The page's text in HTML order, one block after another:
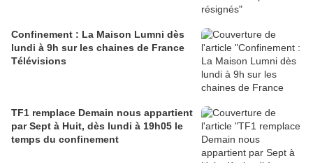
Confinement : La Maison Lumni dès
lundi à 9h sur les chaines de France
Télévisions
TF1 remplace Demain nous appartient
par Sept à Huit, dès lundi à 19h05 le
temps du confinement